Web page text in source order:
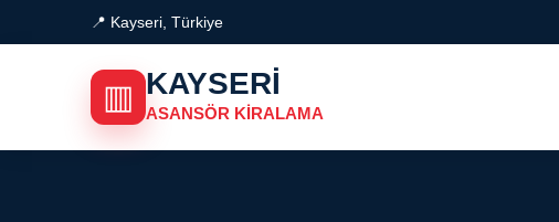
📍 Kayseri, Türkiye
▥ KAYSERI
ASANSÖR KIRALAMA